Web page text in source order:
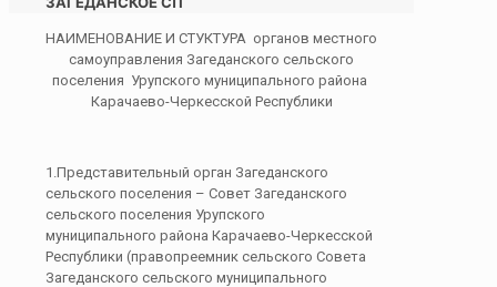
НАИМЕНОВАНИЕ И СТУКТУРА органов местного
самоуправления Загеданского сельского
поселения Урупского муниципального района
Карачаево-Черкесской Республики
1.Представительный орган Загеданского
сельского поселения – Совет Загеданского
сельского поселения Урупского
муниципального района Карачаево-Черкесской
Республики (правопреемник сельского Совета
Загеданского сельского муниципального